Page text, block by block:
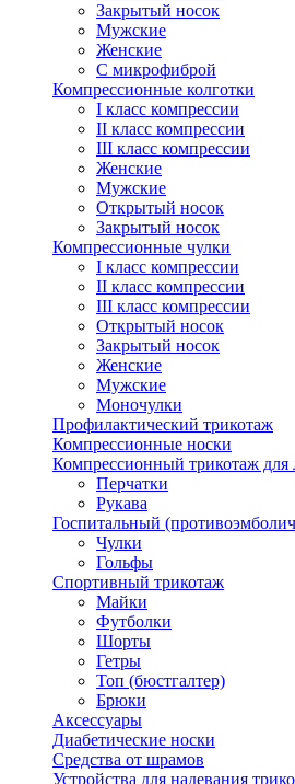
Закрытый носок
Мужские
Женские
С микрофиброй
Компрессионные колготки
I класс компрессии
II класс компрессии
III класс компрессии
Женские
Мужские
Открытый носок
Закрытый носок
Компрессионные чулки
I класс компрессии
II класс компрессии
III класс компрессии
Открытый носок
Закрытый носок
Женские
Мужские
Моночулки
Профилактический трикотаж
Компрессионные носки
Компрессионный трикотаж для
Перчатки
Рукава
Госпитальный
Чулки
Гольфы
Спортивный трикотаж
Майки
Футболки
Шорты
Гетры
Топ (бюстгалтер)
Брюки
Аксессуары
Диабетические носки
Средства от шрамов
Устройства для надевания